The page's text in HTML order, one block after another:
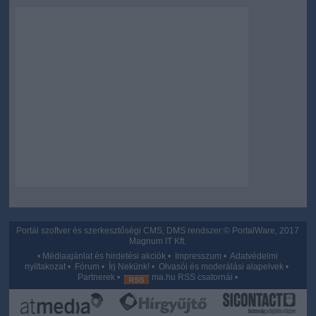
Portál szoftver és szerkesztőségi CMS, DMS rendszer:© PortalWare, 2017
Magnum IT Kft.
• Médiaajánlat és hirdetési akciók • Impresszum •Adatvédelmi
nyiltakozat • Fórum • Írj Nekünk! •Olvasói és moderálási alapelvek •
Partnerek • ma.hu RSS csatornái •